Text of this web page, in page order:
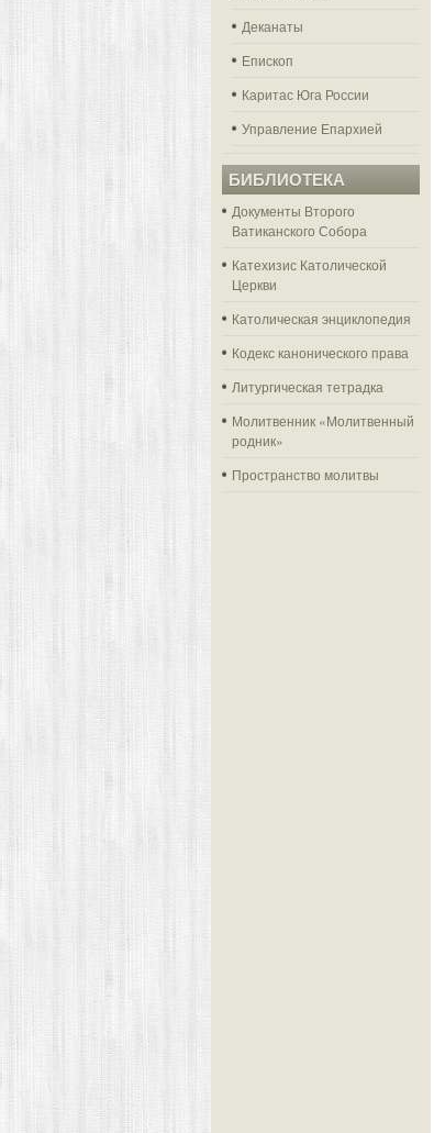
Деканаты
Епископ
Каритас Юга России
Управление Епархией
БИБЛИОТЕКА
Документы Второго
Ватиканского Собора
Катехизис Католической
Церкви
Католическая энциклопедия
Кодекс канонического права
Литургическая тетрадка
Молитвенник «Молитвенный
родник»
Пространство молитвы